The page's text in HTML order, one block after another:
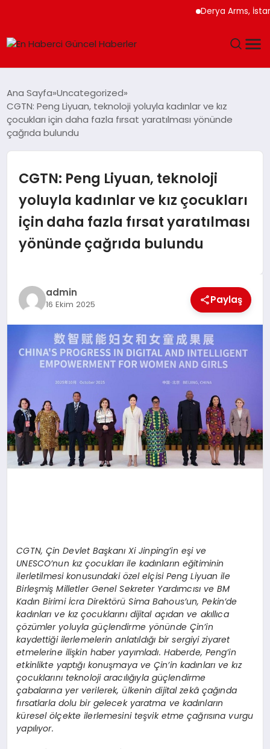
Derya Arms, İstanbul
SPOR
TEKNOLOJI
MAGAZIN
DÜNYA
EĞITIM
Ana Sayfa Uncategorized
CGTN: Peng Liyuan, teknoloji yoluyla kadınlar ve kız
çocukları için daha fazla fırsat yaratılması yönünde
çağrıda bulundu
CGTN: Peng Liyuan, teknoloji
yoluyla kadınlar ve kız çocukları
için daha fazla fırsat yaratılması
yönünde çağrıda bulundu
admin
16 Ekim 2025 Paylaş
CGTN, Çin Devlet Başkanı Xi Jinping’in eşi ve
UNESCO’nun kız çocukları ile kadınların eğitiminin
ilerletilmesi konusundaki özel elçisi Peng Liyuan ile
Birleşmiş Milletler Genel Sekreter Yardımcısı ve BM
Kadın Birimi İcra Direktörü Sima Bahous’un, Pekin’de
kadınları ve kız çocuklarını dijital açıdan ve akıllıca
çözümler yoluyla güçlendirme yönünde Çin’in
kaydettiği ilerlemelerin anlatıldığı bir sergiyi ziyaret
etmelerine ilişkin haber yayımladı. Haberde, Peng’in
etkinlikte yaptığı konuşmaya ve Çin’in kadınları ve kız
çocuklarını teknoloji aracılığıyla güçlendirme
çabalarına yer verilerek, ülkenin dijital zekâ çağında
fırsatlarla dolu bir gelecek yaratma ve kadınların
küresel ölçekte ilerlemesini teşvik etme çağrısına vurgu
yapılıyor.